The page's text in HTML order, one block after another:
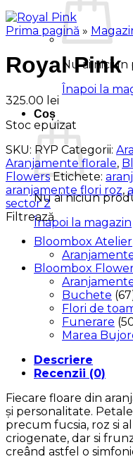
Nu ai niciun
Înapoi la
Coș
Nu ai niciun
Înapoi la magazin
Prima pagină »
Royal Pink
325.00 lei
Stoc epuizat
SKU: RYP Categorii:
Aranjamente florale,
Flowers Etichete:
aranjamente flori roz,
sector 2
Filtrează
Bloombox Atelier
Bloombox
Buchete
Flori de
Funerare
Marea
Descriere
Recenzii (0)
Fiecare floare din
și personalitate.
precum fucsia, roz si
criogenate, dar si
creând astfel o